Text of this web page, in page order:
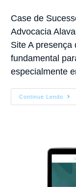
Case de
Advocacia
Site A
fundamental
especialmente
Continue Lendo